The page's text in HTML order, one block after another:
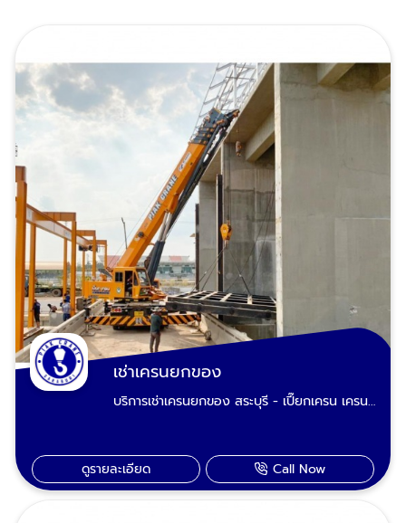
เช่าเครนยกของ
บริการเช่าเครนยกของ สระบุรี - เปี๊ยกเครน เครน
ของหนักโดยเฉพาะ 100 ตัน, 120 ตัน, 160 ตัน,
200 ตัน, 220 ตัน, 360 ตัน และ 400 ตัน
TADANO Crane, KATO Crane สระบุรี สภาพ
ดูรายละเอียด Call Now